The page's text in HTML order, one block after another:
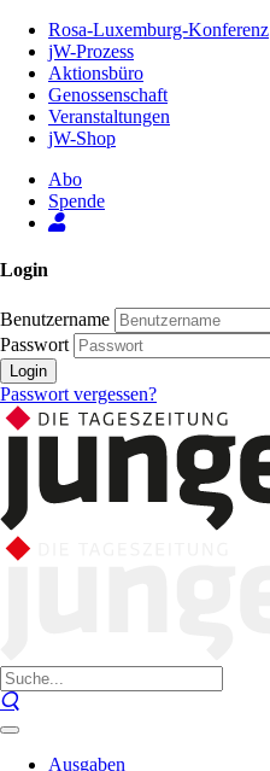
Inhalt
Seite
Rosa-Luxemburg-Konferenz
jW-Prozess
Aktionsbüro
Genossenschaft
Veranstaltungen
jW-Shop
Abo
Spende
Login
Benutzername
Passwort
Login
Passwort vergessen?
Ausgaben